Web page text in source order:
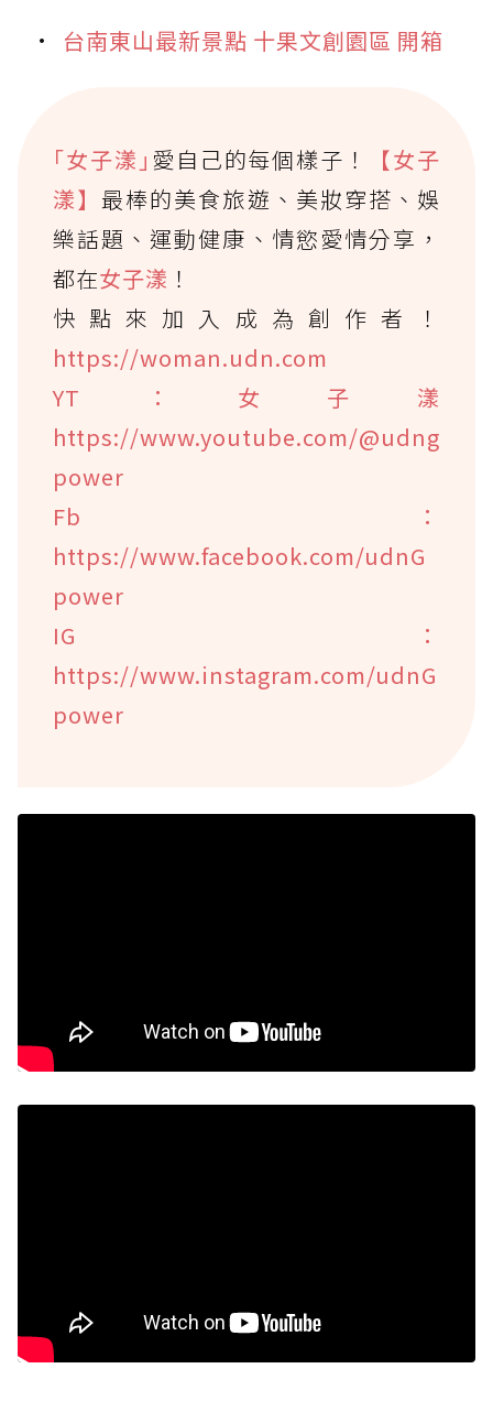
台南東山最新景點 十果文創園區 開箱
｢女子漾｣ 愛自己的每個樣子！
【女子
漾】 最棒的美食旅遊、美妝穿搭、娛
樂話題、運動健康、情慾愛情分享，
都在女子漾 ！
快點來加入成為創作者！
https://woman.udn.com
YT：女子漾
https://www.youtube.com/@udng
power
Fb：
https://www.facebook.com/udnG
power
IG：
https://www.instagram.com/udnG
power